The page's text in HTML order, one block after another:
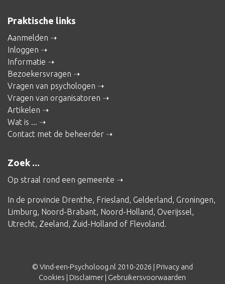
Praktische links
Aanmelden
Inloggen
Informatie
Bezoekersvragen
Vragen van psychologen
Vragen van organisatoren
Artikelen
Wat is ...
Contact met de beheerder
Zoek ...
Op straal rond een gemeente
In de provincie Drenthe, Friesland, Gelderland, Groningen,
Limburg, Noord-Brabant, Noord-Holland, Overijssel,
Utrecht, Zeeland, Zuid-Holland of Flevoland.
© Vind-een-Psycholoog.nl 2010-2026 | Privacy and
Cookies
Disclaimer Gebruikersvoorwaarden